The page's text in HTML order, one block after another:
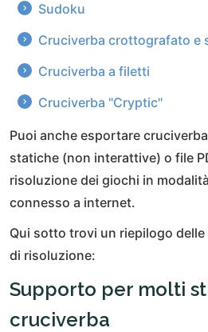
Sudoku
Cruciverba crottografato e
Cruciverba a filetti
Cruciverba "Cryptic"
Puoi anche esportare
statiche (non interattive) o file
risoluzione dei giochi in
connesso a internet.
Qui sotto trovi un riepilogo
di risoluzione:
Supporto per molti
cruciverba